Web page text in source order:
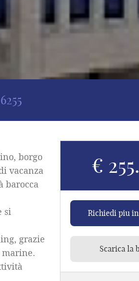
6255
€
Richiedi piu
Scarica la
borgo
vacanza
barocca
si
grazie
marine.